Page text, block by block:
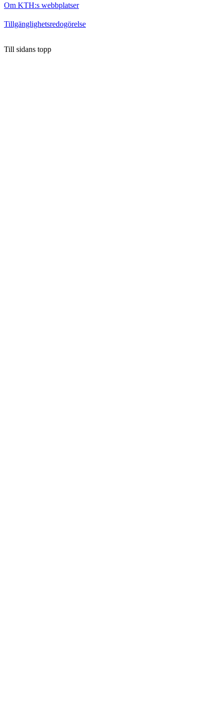
Om KTH:s webbplatser
Tillgänglighetsredogörelse
Till sidans topp